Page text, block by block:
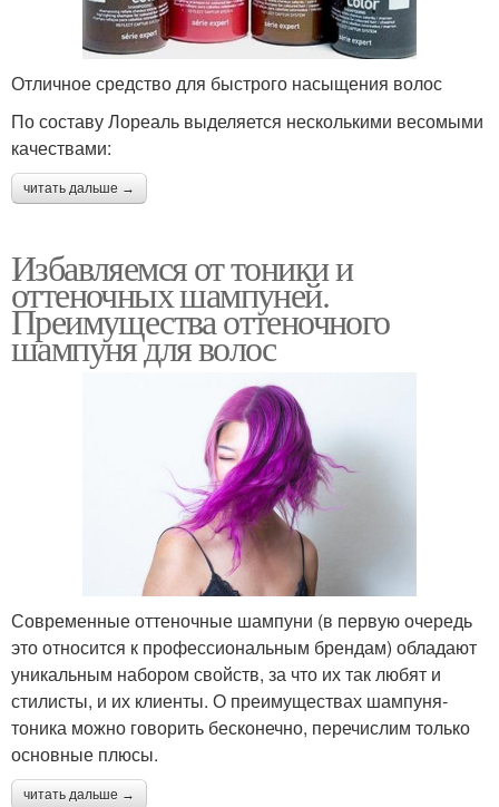
Отличное средство для быстрого насыщения волос
По составу Лореаль выделяется несколькими весомыми
качествами:
читать дальше →
Избавляемся от тоники и
оттеночных шампуней.
Преимущества оттеночного
шампуня для волос
Современные оттеночные шампуни (в первую очередь
это относится к профессиональным брендам) обладают
уникальным набором свойств, за что их так любят и
стилисты, и их клиенты. О преимуществах шампуня-
тоника можно говорить бесконечно, перечислим только
основные плюсы.
читать дальше →